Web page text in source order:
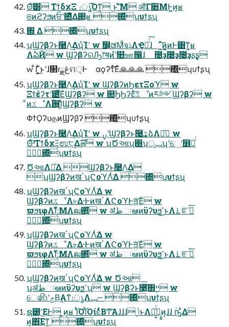
Θͨ͠͸ ΤϯδχΞ ։ൃ͡Όͳ͍ ͜ͱʹͨ͘͞Μ औΓ૊ΜͰ͍͍ͷ͔ʁ
ଞͷϩʔϧͷਓʹ೚ͤΔ΂͖ʁ ΍͍͖ͬͯʮυϯʂʯ
΍ Δ ΍͍͖ͬͯʮυϯʂʯ
ʮϢʔβʔͱ࿩Λ͢ΔʯͨΊʹ w ࣗ෼͕ಡΜͩจݙΛҾ༻ͭͭ͠ɺ ͜͏͍ͯ͘͠ͷ͕͍͍ͷͰ͸ͳ͍͔ʁ
ΛఏҊ w ϢʔβʔରԠ෦ॺͷํʹ௚ஊ൑ɺ ೤ҙ೤ҙ೤ҙʂʂ͏͓͓͓͓
w ͋Γ͕͍ͨ͜ͱʹɺ௒ɾڠྗମ੍Ͱ αϙʔτͯ͘͠Εͨ🙏🙏🙏 ΍͍͖ͬͯʮυϯʂʯ
ʮϢʔβʔͱ࿩Λ͢ΔʯͨΊʹ w ϢʔβʔͷϦετΞοϓ w
Ξϯέʔτʹ౴͑ͯ͘ΕͨϢʔβʔ w ௚ۙϦϦʔεͨ͠ػೳͷར༻Ϣʔβʔ w
ͦͷػೳΛ࢖͍࢝Ί͍ͨϢʔβʔ w
ΦϯϘʔυதͷϢʔβʔ ΍͍͖ͬͯʮυϯʂʯ
ʮϢʔβʔͱ࿩Λ͢ΔʯͨΊʹ w ࣮ࡍʹϢʔβʔͱ࿩͢ػձΛಘͨ w
Θͨ͠ʴΤϯδχΞ͕ಉ੮͢Δܗࣜ w ʮԾઆʯ΍ʮݕূʯʹେ͍ʹ໾ཱͬͨ
΍͍͖ͬͯʮυϯʂʯ
ԾઆΛཱͯΔ Ϣʔβʔͱ࿩Λ͢Δ
ʮϢʔβʔͷखॱʯϚοϓΛͭ͘Δ ΍͍͖ͬͯʮυϯʂʯ
ʮϢʔβʔͷखॱʯϚοϓΛͭ͘Δ w
ϢʔβʔͷػೳΛ৮Δ·ͰͷखॱΛϚοϓͰॻ͍ͯΈͨ w
ϖϧιφΛܾΊͯ;ͤΜΛฒ΂͍ͯ͘ w ॳظઃఆͷϋʔυϧ͕ߴ͍͜ͱΛ࠶ೝࣝͨ͠
΍͍͖ͬͯʮυϯʂʯ
ʮϢʔβʔͷखॱʯϚοϓΛͭ͘Δ w
ϢʔβʔͷػೳΛ৮Δ·ͰͷखॱΛϚοϓͰॻ͍ͯΈͨ w
ϖϧιφΛܾΊͯ;ͤΜΛฒ΂͍ͯ͘ w ॳظઃఆͷϋʔυϧ͕ߴ͍͜ͱΛ࠶ೝࣝͨ͠
΍͍͖ͬͯʮυϯʂʯ
ʮϢʔβʔͷखॱʯϚοϓΛͭ͘Δ w Ծઆ
ʮॳظઃఆͷϋʔυϧ͕ߴ͍ʯ w Ϣʔβʔͱ࿩͍ͯͯ͠΋࣮ײ w
େ෯ʹݮΒ͢Α͏ͳ։ൃΛݕ౼ ΍͍͖ͬͯʮυϯʂʯ
ຊ౰ʹ͜ΕͰ ͍͍ͷ͔ʁ ΊͪΌΊͪΌίέͯͨΒͲ͏͠Α͏ɺɺɺ ݴ͏͜ͱΛฉ͍͍ͯͨํ͕͍͍ͷ͔ɺɺ ؒҧ͍ͬͯΔ
ͷ͔΋͠Εͳ͍ ΍͍͖ͬͯʮυϯʂʯ